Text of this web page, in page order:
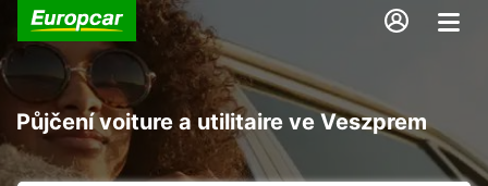
Půjčení voiture a utilitaire ve Veszprem